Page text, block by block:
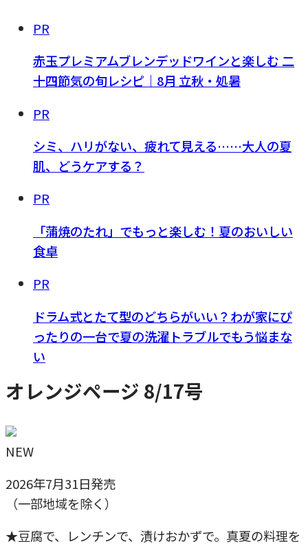
PR
赤玉プレミアムブレンデッドワインと楽しむ 二
十四節気の旬レシピ｜8月 立秋・処暑
PR
シミ、ハリがない、疲れて見える……大人の夏
肌、どうケアする？
PR
「蒲焼のたれ」でもっと楽しむ！夏のおいしい
食卓
PR
ドラム式とたて型のどちらがいい？わが家にぴ
ったりの一台で夏の洗濯トラブルでもう悩まな
い
オレンジページ 8/17号
NEW
2026年7月31日発売
（一部地域を除く）
★豆腐で、レンチンで、漬けおかずで。真夏の料理を